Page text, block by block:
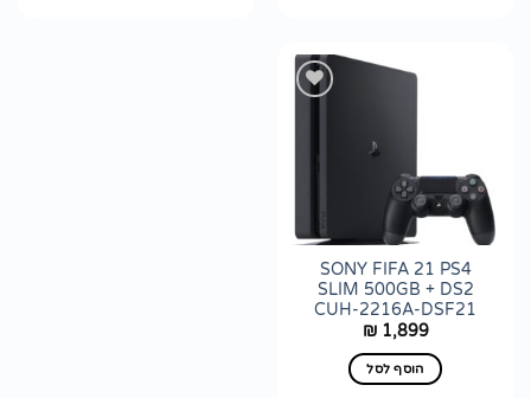
SONY FIFA 21 PS4
SLIM 500GB + DS2
CUH-2216A-DSF21
₪1,899
הוסף לסל